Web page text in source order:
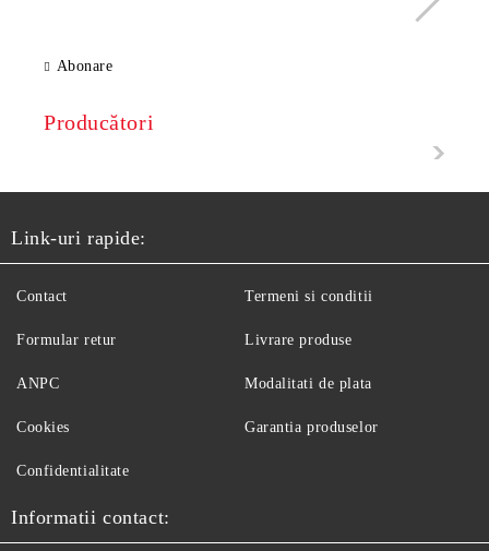
Abonare
Producători
Link-uri rapide:
Contact
Formular retur
ANPC
Cookies
Termeni si conditii
Livrare produse
Modalitati de plata
Garantia produselor
Confidentialitate
Informatii contact: